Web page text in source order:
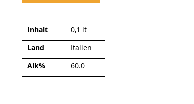
Weitere
Inhalt
0,1 lt
Land
Italien
Alk%
60.0